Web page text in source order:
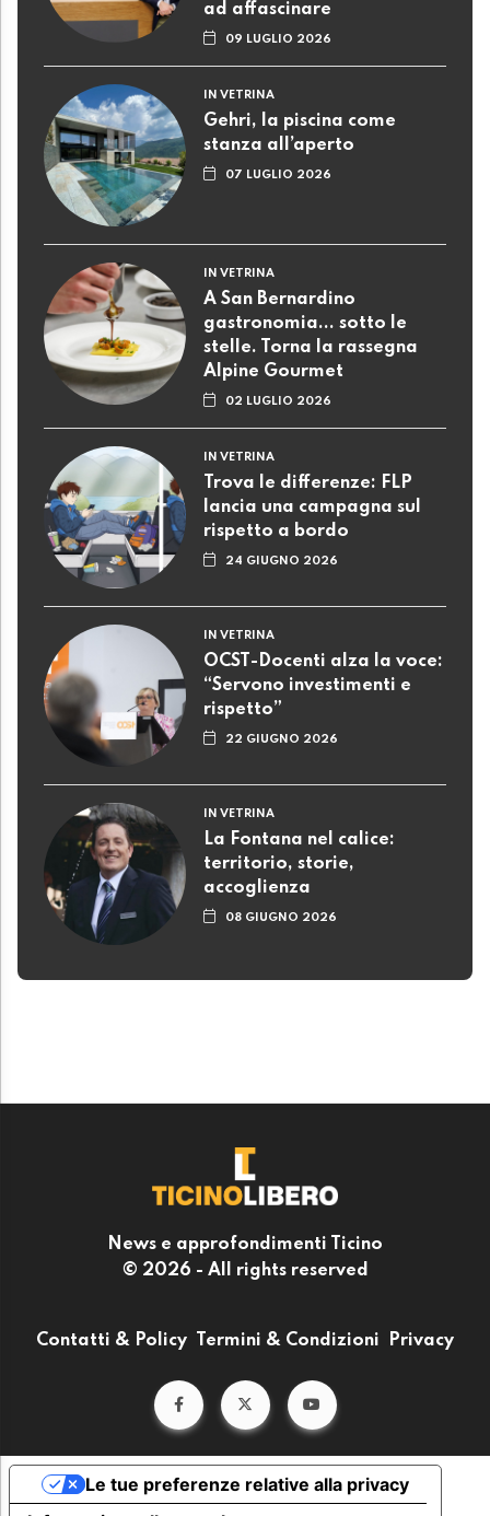
ad affascinare
09 LUGLIO 2026
IN VETRINA
Gehri, la piscina come
stanza all’aperto
07 LUGLIO 2026
IN VETRINA
A San Bernardino
gastronomia... sotto le
stelle. Torna la rassegna
Alpine Gourmet
02 LUGLIO 2026
IN VETRINA
Trova le differenze: FLP
lancia una campagna sul
rispetto a bordo
24 GIUGNO 2026
IN VETRINA
OCST-Docenti alza la voce:
“Servono investimenti e
rispetto”
22 GIUGNO 2026
IN VETRINA
La Fontana nel calice:
territorio, storie,
accoglienza
08 GIUGNO 2026
News e approfondimenti Ticino
© 2026 - All rights reserved
Contatti & Policy Termini & Condizioni Privacy
Le tue preferenze relative alla privacy